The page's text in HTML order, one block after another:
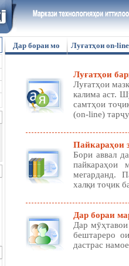
Дар бораи мо Луғатҳои on-line
Луғатҳои
Луғатҳои
калима аст.
самтҳои
(on-line)
Пайкараҳои
Бори аввал
пайкараҳои
мегарданд.
халқи тоҷик
Дар бораи
Дар
бештареро
дастрас